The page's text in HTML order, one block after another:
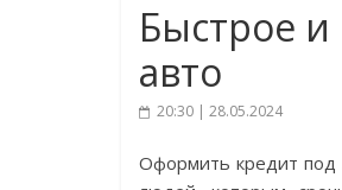
Быстрое и
авто
20:30 | 28.05.2024
Оформить кредит под